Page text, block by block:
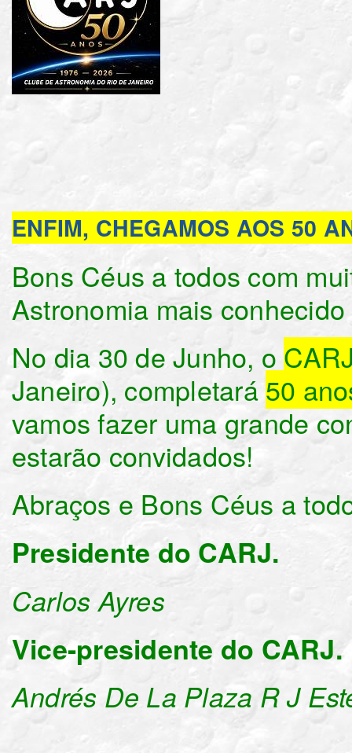
ENFIM, CHEGAMOS AOS 50
Bons Céus a todos com
Astronomia mais
No dia 30 de Junho, o
Janeiro), completará 50
vamos fazer uma grande
estarão convidados!
Abraços e Bons Céus a
Presidente do CARJ.
Carlos Ayres
Vice-presidente do CARJ.
Andrés De La Plaza R J